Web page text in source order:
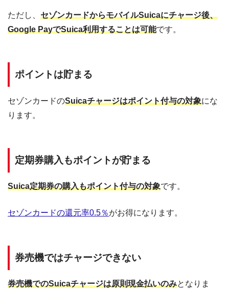
ただし、 セゾンカードからモバイルSuicaにチャージ後、
Google PayでSuica利用することは可能です。
ポイントは貯まる
セゾンカードのSuicaチャージはポイント付与の対象にな
ります。
定期券購入もポイントが貯まる
Suica定期券の購入もポイント付与の対象です。
セゾンカードの還元率0.5％がお得になります。
券売機ではチャージできない
券売機でのSuicaチャージは原則現金払いのみとなりま